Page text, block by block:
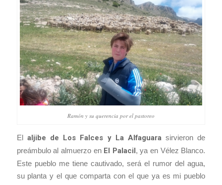
Ramón y su querencia por el pastoreo
El aljibe de Los Falces y La Alfaguara sirvieron de
preámbulo al almuerzo en El Palacil, ya en Vélez Blanco.
Este pueblo me tiene cautivado, será el rumor del agua,
su planta y el que comparta con el que ya es mi pueblo